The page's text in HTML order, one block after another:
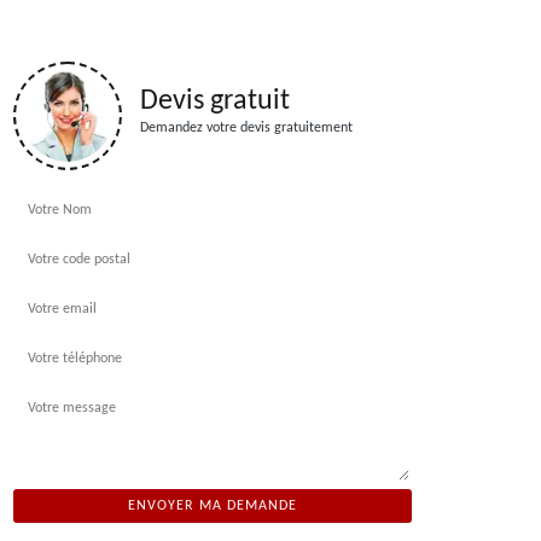
Devis gratuit
Demandez votre devis gratuitement